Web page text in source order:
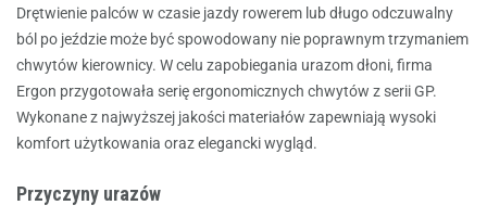
Drętwienie palców w czasie jazdy rowerem lub długo odczuwalny
ból po jeździe może być spowodowany nie poprawnym trzymaniem
chwytów kierownicy. W celu zapobiegania urazom dłoni, firma
Ergon przygotowała serię ergonomicznych chwytów z serii GP.
Wykonane z najwyższej jakości materiałów zapewniają wysoki
komfort użytkowania oraz elegancki wygląd.
Przyczyny urazów